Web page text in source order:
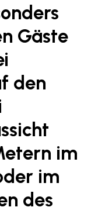
Gäste
den
im
im
des